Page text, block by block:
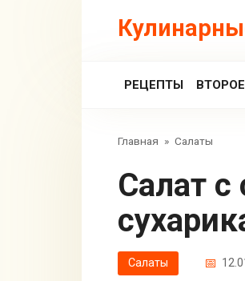
РЕЦЕПТЫ ВТОРОЕ
Главная » Салаты
Салат с сыром косичка и
Салаты